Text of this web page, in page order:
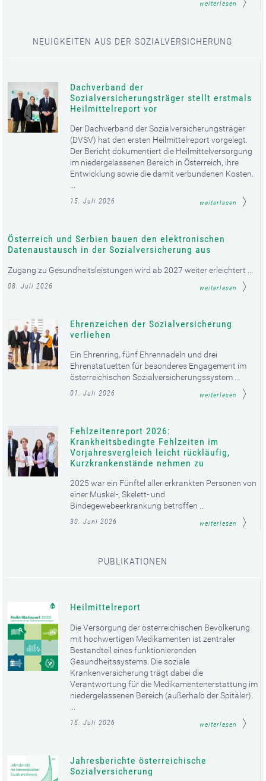
weiterlesen
NEUIGKEITEN AUS DER SOZIALVERSICHERUNG
Dachverband der
Sozialversicherungsträger stellt erstmals
Heilmittelreport vor
Der Dachverband der Sozialversicherungsträger
(DVSV) hat den ersten Heilmittelreport vorgelegt.
Der Bericht dokumentiert die Heilmittelversorgung
im niedergelassenen Bereich in Österreich, ihre
Entwicklung sowie die damit verbundenen Kosten.
15. Juli 2026 weiterlesen
Österreich und Serbien bauen den elektronischen
Datenaustausch in der Sozialversicherung aus
Zugang zu Gesundheitsleistungen wird ab 2027 weiter erleichtert ...
08. Juli 2026 weiterlesen
Ehrenzeichen der Sozialversicherung
verliehen
Ein Ehrenring, fünf Ehrennadeln und drei
Ehrenstatuetten für besonderes Engagement im
österreichischen Sozialversicherungssystem ...
01. Juli 2026 weiterlesen
Fehlzeitenreport 2026:
Krankheitsbedingte Fehlzeiten im
Vorjahresvergleich leicht rückläufig,
Kurzkrankenstände nehmen zu
2025 war ein Fünftel aller erkrankten Personen von
einer Muskel-, Skelett- und
Bindegewebeerkrankung betroffen ...
30. Juni 2026 weiterlesen
PUBLIKATIONEN
Heilmittelreport
Die Versorgung der österreichischen Bevölkerung
mit hochwertigen Medikamenten ist zentraler
Bestandteil eines funktionierenden
Gesundheitssystems. Die soziale
Krankenversicherung trägt dabei die
Verantwortung für die Medikamentenerstattung im
niedergelassenen Bereich (außerhalb der Spitäler).
15. Juli 2026 weiterlesen
Jahresberichte österreichische
Sozialversicherung